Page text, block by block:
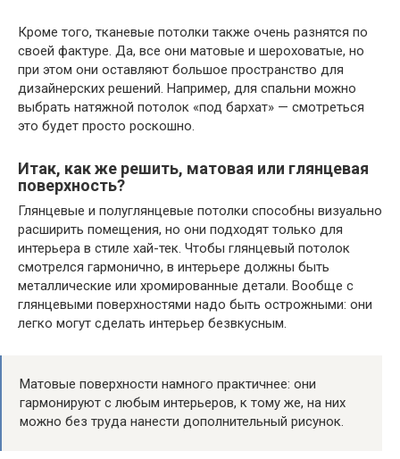
Кроме того, тканевые потолки также очень разнятся по
своей фактуре. Да, все они матовые и шероховатые, но
при этом они оставляют большое пространство для
дизайнерских решений. Например, для спальни можно
выбрать натяжной потолок «под бархат» — смотреться
это будет просто роскошно.
Итак, как же решить, матовая или глянцевая
поверхность?
Глянцевые и полуглянцевые потолки способны визуально
расширить помещения, но они подходят только для
интерьера в стиле хай-тек. Чтобы глянцевый потолок
смотрелся гармонично, в интерьере должны быть
металлические или хромированные детали. Вообще с
глянцевыми поверхностями надо быть острожными: они
легко могут сделать интерьер безвкусным.
Матовые поверхности намного практичнее: они
гармонируют с любым интерьеров, к тому же, на них
можно без труда нанести дополнительный рисунок.